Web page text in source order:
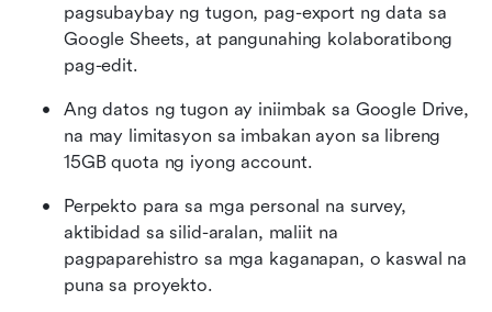
pagsubaybay ng tugon, pag-export ng data sa
Google Sheets, at pangunahing kolaboratibong
pag-edit.
Ang datos ng tugon ay iniimbak sa Google Drive,
na may limitasyon sa imbakan ayon sa libreng
15GB quota ng iyong account.
Perpekto para sa mga personal na survey,
aktibidad sa silid-aralan, maliit na
pagpaparehistro sa mga kaganapan, o kaswal na
puna sa proyekto.